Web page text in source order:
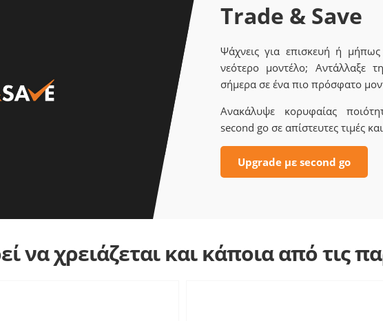
Trade & Save
Ψάχνεις για επισκευή ή
νεότερο μοντέλο; Αντάλλαξε
σήμερα σε ένα πιο πρόσφατο
Ανακάλυψε κορυφαίας
second go σε απίστευτες τιμές
Upgrade με second go
να χρειάζεται και κάποια από τις